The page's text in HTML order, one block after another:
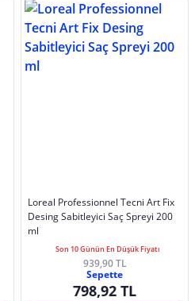
Loreal Professionnel Tecni Art Fix
Desing Sabitleyici Saç Spreyi 200
ml
Son 10 Günün En Düşük Fiyatı
939,90 TL
Sepette
798,92 TL